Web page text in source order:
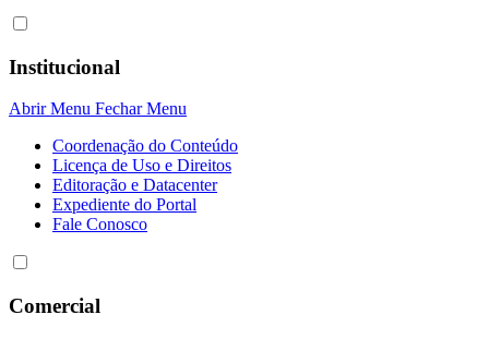
Institucional
Abrir Menu Fechar Menu
Coordenação do Conteúdo
Licença de Uso e Direitos
Editoração e Datacenter
Expediente do Portal
Fale Conosco
Comercial